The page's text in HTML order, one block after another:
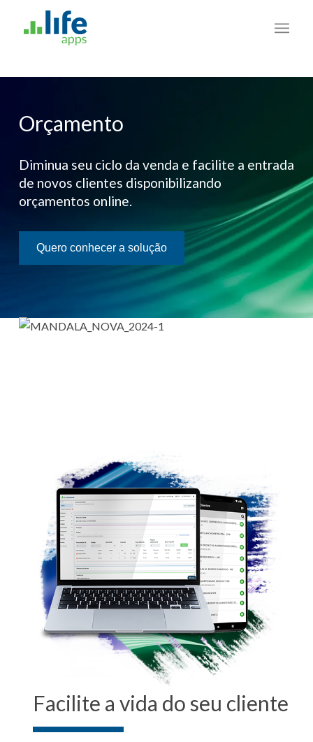
Orçamento
Diminua seu ciclo da venda e facilite a entrada
de novos clientes disponibilizando
orçamentos online.
Quero conhecer a solução
Facilite a vida do seu cliente